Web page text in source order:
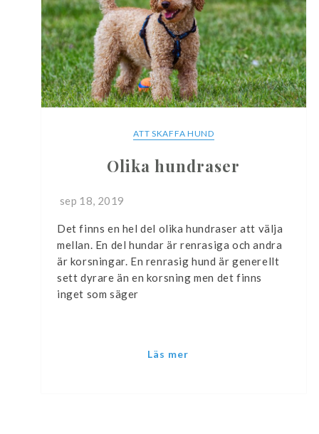
ATT SKAFFA HUND
Olika hundraser
sep 18, 2019
Det finns en hel del olika hundraser att välja
mellan. En del hundar är renrasiga och andra
är korsningar. En renrasig hund är generellt
sett dyrare än en korsning men det finns
inget som säger